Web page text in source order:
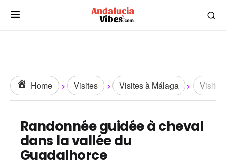
Home Visites Visites à Málaga
Randonnée guidée à cheval
dans la vallée du
Guadalhorce